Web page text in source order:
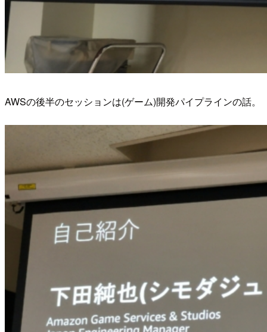
AWSの後半のセッションは(ゲーム)開発パイプラインの話。